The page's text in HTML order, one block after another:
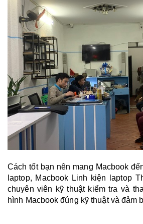
Cách tốt bạn nên mang Macbook
laptop, Macbook Linh kiện laptop
chuyên viên kỹ thuật kiểm tra và
hình Macbook đúng kỹ thuật và đảm